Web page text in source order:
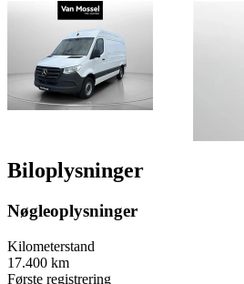
Biloplysninger
Nøgleoplysninger
Kilometerstand
17.400 km
Første registrering